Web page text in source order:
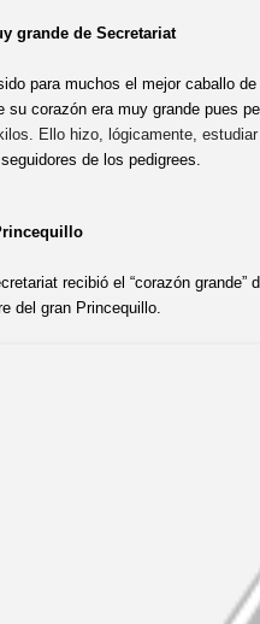
grande de Secretariat
para muchos el mejor caballo
su corazón era muy grande pues
Ello hizo, lógicamente,
de los pedigrees.
recibió el “corazón
del gran Princequillo.